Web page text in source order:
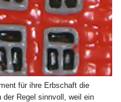
für ihre Erbschaft die
Regel sinnvoll, weil ein